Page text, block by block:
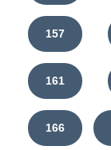
157
161
166